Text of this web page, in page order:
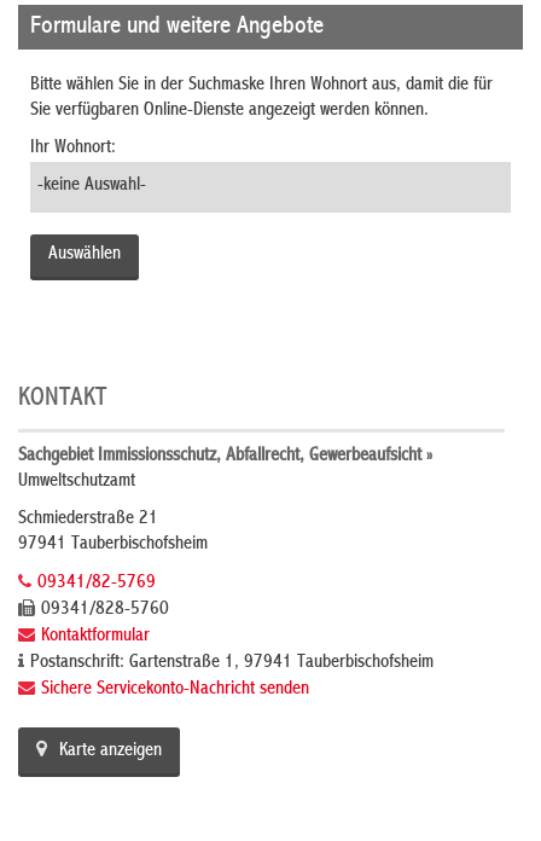
Formulare und weitere Angebote
Bitte wählen Sie in der Suchmaske Ihren Wohnort aus, damit die für
Sie verfügbaren Online-Dienste angezeigt werden können.
Ihr Wohnort:
KONTAKT
Sachgebiet Immissionsschutz, Abfallrecht, Gewerbeaufsicht »
Umweltschutzamt
Schmiederstraße 21
97941 Tauberbischofsheim
09341/82-5769
09341/828-5760
Kontaktformular
Postanschrift: Gartenstraße 1, 97941 Tauberbischofsheim
Sichere Servicekonto-Nachricht senden
Karte anzeigen